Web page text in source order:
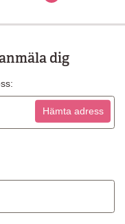
dig
Hämta adress